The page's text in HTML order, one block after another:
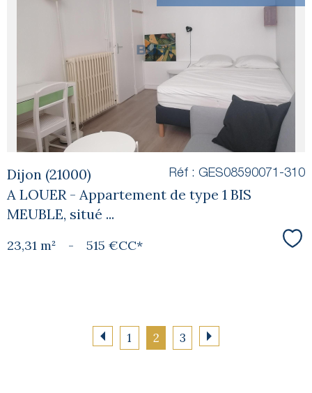
voir le
bien
Dijon (21000)
A LOUER - Appartement de type 1 BIS
MEUBLE, situé ...
Réf : GES08590071-310
23,31 m² - 515 €CC*
1 2 3